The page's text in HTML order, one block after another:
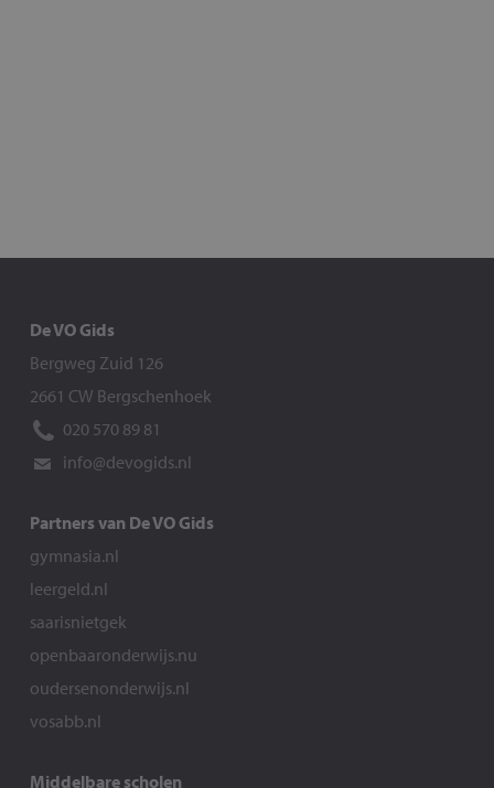
De VO Gids
Bergweg Zuid 126
2661 CW Bergschenhoek
020 570 89 81
info@devogids.nl
Partners van De VO Gids
gymnasia.nl
leergeld.nl
saarisnietgek
openbaaronderwijs.nu
oudersenonderwijs.nl
vosabb.nl
Middelbare scholen